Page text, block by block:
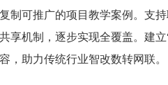
制可推广的项目教学案例。支
享机制，逐步实现全覆盖。建
，助力传统行业智改数转网联。